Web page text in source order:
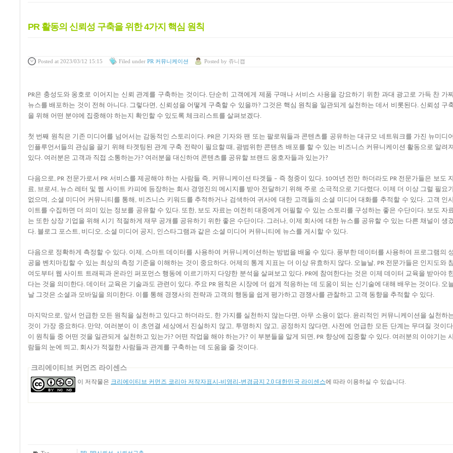
PR 활동의 신뢰성 구축을 위한 4가지 핵심 원칙
Posted at 2023/03/12 15:15 Filed under PR 커뮤니케이션 Posted by 쥬니캡
PR은 충성도와 옹호로 이어지는 신뢰 관계를 구축하는 것이다. 단순히 고객에게 제품 구매나 서비스 사용을 강요하기 위한 과대 광고로 가득 찬 가
뉴스를 배포하는 것이 전혀 아니다. 그렇다면 , 신뢰성을 어떻게 구축할 수 있을까? 그것은 핵심 원칙을 일관되게 실천하는 데서 비롯된다. 신뢰성 구
을 위해 어떤 분야에 집중해야 하는지 확인할 수 있도록 체크리스트를 살펴보겠다.
첫 번째 원칙은 기존 미디어를 넘어서는 감동적인 스토리이다. PR은 기자와 팬 또는 팔로워들과 콘텐츠를 공유하는 대규모 네트워크를 가진 뉴미디어
인플루언서들의 관심을 끌기 위해 타겟팅된 관계 구축 전략이 필요할 때 , 광범위한 콘텐츠 배포를 할 수 있는 비즈니스 커뮤니케이션 활동으로 알려져
있다. 여러분은 고객과 직접 소통하는가? 여러분을 대신하여 콘텐츠를 공유할 브랜드 옹호자들과 있는가?
다음으로 , PR 전문가로서 PR 서비스를 제공해야 하는 사람들 즉, 커뮤니케이션 타겟들 – 즉 청중이 있다. 10여년 전만 하더라도 PR 전문가들은 보도
료 , 브로셔 , 뉴스 레터 및 웹 사이트 카피에 등장하는 회사 경영진의 메시지를 받아 전달하기 위해 주로 소극적으로 기다렸다. 이제 더 이상 그럴 필요
없으며 , 소셜 미디어 커뮤니티를 통해 , 비즈니스 키워드를 추적하거나 검색하여 귀사에 대한 고객들의 소셜 미디어 대화를 추적할 수 있다. 고객 인
이트를 수집하면 더 의미 있는 정보를 공유할 수 있다. 또한, 보도 자료는 여전히 대중에게 어필할 수 있는 스토리를 구성하는 좋은 수단이다. 보도 자료
는 또한 상장 기업을 위해 시기 적절하게 재무 공개를 공유하기 위한 좋은 수단이다. 그러나, 이제 회사에 대한 뉴스를 공유할 수 있는 다른 채널이 생겼
다. 블로그 포스트 , 비디오 , 소셜 미디어 공지, 인스타그램과 같은 소셜 미디어 커뮤니티에 뉴스를 게시할 수 있다.
다음으로 정확하게 측정할 수 있다. 이제 , 스마트 데이터를 사용하여 커뮤니케이션하는 방법을 배울 수 있다. 풍부한 데이터를 사용하여 프로그램의 성
공을 벤치마킹할 수 있는 최상의 측정 기준을 이해하는 것이 중요하다. 어제의 통계 지표는 더 이상 유효하지 않다. 오늘날, PR 전문가들은 인지도와
여도부터 웹 사이트 트래픽과 온라인 퍼포먼스 행동에 이르기까지 다양한 분석을 살펴보고 있다. PR에 참여한다는 것은 이제 데이터 교육을 받아야
다는 것을 의미한다.데이터 교육은 기술과도 관련이 있다. 주요 PR 원칙은 시장에 더 쉽게 적응하는 데 도움이 되는 신기술에 대해 배우는 것이다. 오
날 그것은 소셜과 모바일을 의미한다. 이를 통해 경쟁사의 전략과 고객의 행동을 쉽게 평가하고 경쟁사를 관찰하고 고객 동향을 추적할 수 있다.
마지막으로 , 앞서 언급한 모든 원칙을 실천하고 있다고 하더라도 , 한 가지를 실천하지 않는다면 , 아무 소용이 없다. 윤리적인 커뮤니케이션을 실천하
것이 가장 중요하다. 만약, 여러분이 이 초연결 세상에서 진실하지 않고 , 투명하지 않고 , 공정하지 않다면 ,사전에 언급한 모든 단계는 무뎌질 것이다
이 원칙들 중 어떤 것을 일관되게 실천하고 있는가? 어떤 작업을 해야 하는가? 이 부분들을 알게 되면 , PR 향상에 집중할 수 있다. 여러분의 이야기는
람들의 눈에 띄고 , 회사가 적절한 사람들과 관계를 구축하는 데 도움을 줄 것이다.
크리에이티브 커먼즈 라이센스
이 저작물은 크리에이티브 커먼즈 코리아 저작자표시-비영리-변경금지 2.0 대한민국 라이센스에 따라 이용하실 수 있습니다.